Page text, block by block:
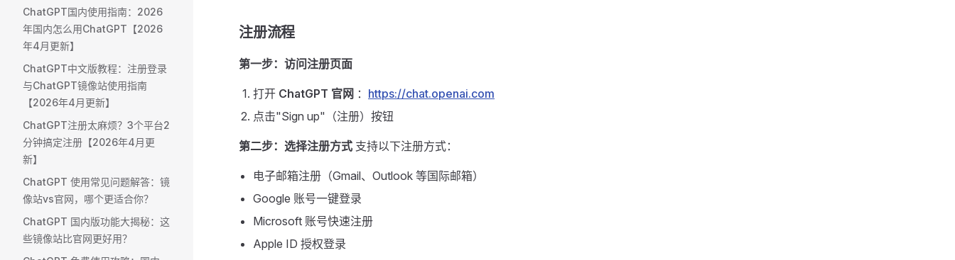
ChatGPT国内使用指南：2026
年国内怎么用ChatGPT【2026
年4月更新】
ChatGPT中文版教程：注册登录
与ChatGPT镜像站使用指南
【2026年4月更新】
ChatGPT注册太麻烦？3个平台2
分钟搞定注册【2026年4月更
新】
ChatGPT 使用常见问题解答：镜
像站vs官网，哪个更适合你？
ChatGPT 国内版功能大揭秘：这
些镜像站比官网更好用？
注册流程 ​
第一步：访问注册页面
打开 ChatGPT 官网 ： https://chat.openai.com
点击"Sign up"（注册）按钮
第二步：选择注册方式 支持以下注册方式：
电子邮箱注册（Gmail、Outlook 等国际邮箱）
Google 账号一键登录
Microsoft 账号快速注册
Apple ID 授权登录